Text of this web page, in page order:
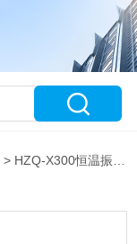
> HZQ-X300恒温振荡器